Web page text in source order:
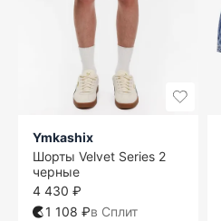
Ymkashix
Шорты Velvet Series 2
черные
4 430 ₽
1 108 ₽в Сплит